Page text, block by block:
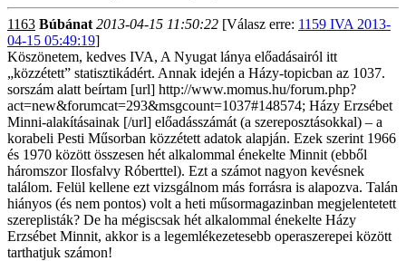
1163 Búbánat 2013-04-15 11:50:22 [Válasz erre: 1159 IVA 2013-
04-15 05:49:19]
Köszönetem, kedves IVA, A Nyugat lánya előadásairól itt
„közzétett” statisztikádért. Annak idején a Házy-topicban az 1037.
sorszám alatt beírtam [url] http://www.momus.hu/forum.php?
act=new&forumcat=293&msgcount=1037#148574; Házy Erzsébet
Minni-alakításainak [/url] előadásszámát (a szereposztásokkal) – a
korabeli Pesti Műsorban közzétett adatok alapján. Ezek szerint 1966
és 1970 között összesen hét alkalommal énekelte Minnit (ebből
háromszor Ilosfalvy Róberttel). Ezt a számot nagyon kevésnek
találom. Felül kellene ezt vizsgálnom más forrásra is alapozva. Talán
hiányos (és nem pontos) volt a heti műsormagazinban megjelentetett
szereplisták? De ha mégiscsak hét alkalommal énekelte Házy
Erzsébet Minnit, akkor is a legemlékezetesebb operaszerepei között
tarthatjuk számon!